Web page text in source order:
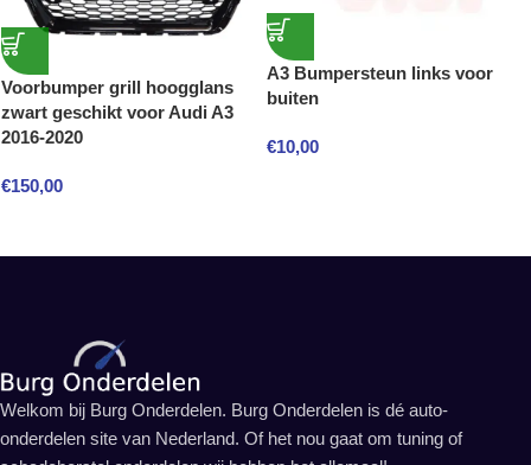
Voorbumper grill hoogglans
zwart geschikt voor Audi A3
2016-2020
€150,00
A3 Bumpersteun links voor
buiten
€10,00
Welkom bij Burg Onderdelen. Burg Onderdelen is dé auto-
onderdelen site van Nederland. Of het nou gaat om tuning of